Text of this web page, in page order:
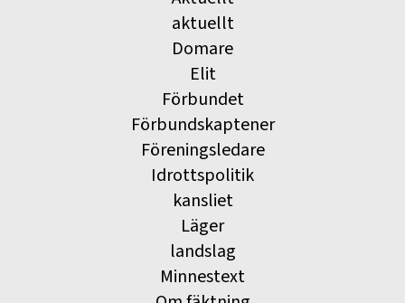
aktuellt
Domare
Elit
Förbundet
Förbundskaptener
Föreningsledare
Idrottspolitik
kansliet
Läger
landslag
Minnestext